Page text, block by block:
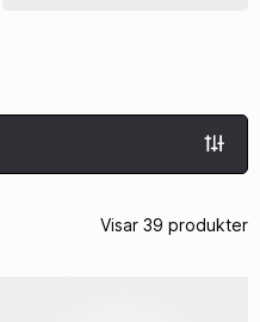
Visar 39 produkter